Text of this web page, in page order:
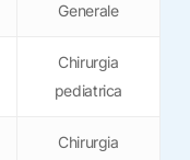
Generale
Chirurgia
pediatrica
Chirurgia